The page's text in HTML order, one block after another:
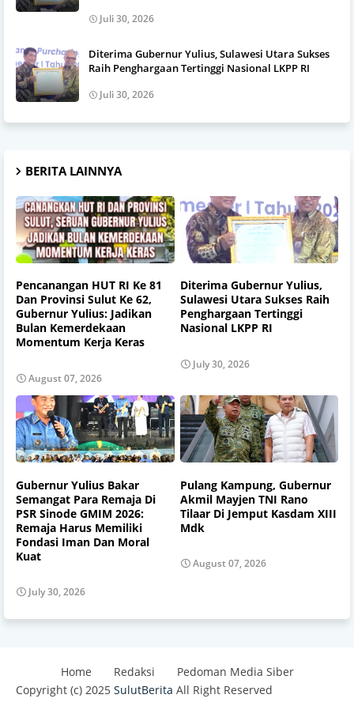
Juli 30, 2026
Diterima Gubernur Yulius, Sulawesi Utara Sukses
Raih Penghargaan Tertinggi Nasional LKPP RI
Juli 30, 2026
BERITA LAINNYA
Pencanangan HUT RI Ke 81
Dan Provinsi Sulut Ke 62,
Gubernur Yulius: Jadikan
Bulan Kemerdekaan
Momentum Kerja Keras
August 07, 2026
Diterima Gubernur Yulius,
Sulawesi Utara Sukses Raih
Penghargaan Tertinggi
Nasional LKPP RI
July 30, 2026
Gubernur Yulius Bakar
Semangat Para Remaja Di
PSR Sinode GMIM 2026:
Remaja Harus Memiliki
Fondasi Iman Dan Moral
Kuat
July 30, 2026
Pulang Kampung, Gubernur
Akmil Mayjen TNI Rano
Tilaar Di Jemput Kasdam XIII
Mdk
August 07, 2026
Home Redaksi
Pedoman Media Siber
Copyright (c) 2025 SulutBerita All Right Reserved